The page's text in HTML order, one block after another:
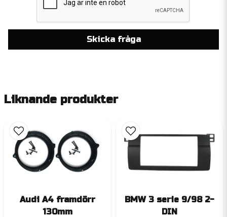
Skicka fråga
Liknande produkter
Audi A4 framdörr
130mm
BMW 3 serie 9/98 2-
DIN